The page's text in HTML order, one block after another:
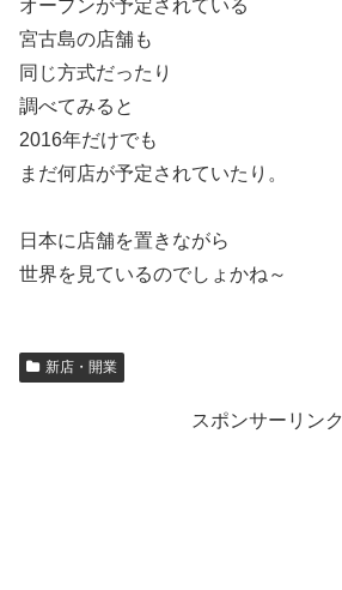
オープンが予定されている
宮古島の店舗も
同じ方式だったり
調べてみると
2016年だけでも
まだ何店が予定されていたり。
日本に店舗を置きながら
世界を見ているのでしょかね～
新店・開業
スポンサーリンク